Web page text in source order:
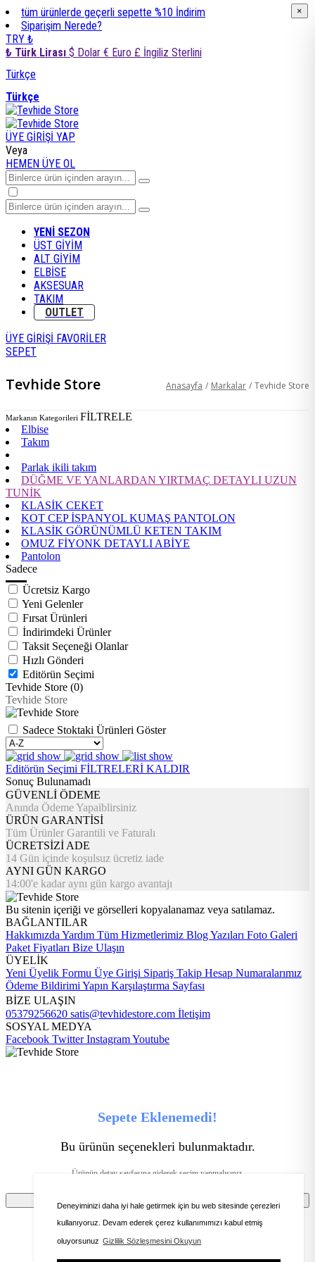
Deneyiminizi daha iyi hale getirmek için bu web sitesinde çerezleri
kullanıyoruz. Devam ederek çerez kullanımımızı kabul etmiş
oluyorsunuz Gizlilik Sözleşmesini Okuyun
tüm ürünlerde geçerli sepette %10 İndirim
Siparişim Nerede?
TRY ₺
₺ Türk Lirası $ Dolar € Euro £ İngiliz Sterlini
Türkçe
Türkçe
ÜYE GİRİŞİ YAP
Veya
HEMEN ÜYE OL
YENİ SEZON
ÜST GİYİM
ALT GİYİM
ELBİSE
AKSESUAR
TAKIM
OUTLET
ÜYE GİRİŞİ FAVORİLER
SEPET
Tevhide Store Anasayfa / Markalar / Tevhide Store
Markanın Kategorileri FİLTRELE
Elbise
Takım
Parlak ikili takım
DÜĞME VE YANLARDAN YIRTMAÇ DETAYLI UZUN
TUNİK
KLASİK CEKET
KOT CEP İSPANYOL KUMAŞ PANTOLON
KLASİK GÖRÜNÜMLÜ KETEN TAKIM
OMUZ FİYONK DETAYLI ABİYE
Pantolon
Sadece
Ücretsiz Kargo
Yeni Gelenler
Fırsat Ürünleri
İndirimdeki Ürünler
Taksit Seçeneği Olanlar
Hızlı Gönderi
Editörün Seçimi
Tevhide Store (0)
Tevhide Store
Sadece Stoktaki Ürünleri Göster
Editörün Seçimi FİLTRELERİ KALDIR
Sonuç Bulunamadı
GÜVENLİ ÖDEME
Anında Ödeme Yapaiblirsiniz
ÜRÜN GARANTİSİ
Tüm Ürünler Garantili ve Faturalı
ÜCRETSİZİ ADE
14 Gün içinde koşulsuz ücretiz iade
AYNI GÜN KARGO
14:00'e kadar aynı gün kargo avantajı
Bu sitenin içeriği ve görselleri kopyalanamaz veya satılamaz.
BAĞLANTILAR
Hakkımızda Yardım Tüm Hizmetlerimiz Blog Yazıları Foto Galeri
Paket Fiyatları Bize Ulaşın
ÜYELİK
Yeni Üyelik Formu Üye Girişi Sipariş Takip Hesap Numaralarımız
Ödeme Bildirimi Yapın Karşılaştırma Sayfası
BİZE ULAŞIN
05379256620 satis@tevhidestore.com İletişim
SOSYAL MEDYA
Facebook TwitterInstagramYoutube
×
Sepete Eklenemedi!
Bu ürünün seçenekleri bulunmaktadır.
Ürünün detay sayfasına giderek seçim yapmalısınız.
Tamam
×